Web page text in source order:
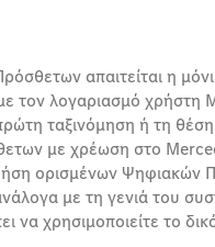
απαιτείται η
τον λογαριασμό
ταξινόμηση ή τη
με χρέωση στο
ορισμένων
με τη γενιά του
να χρησιμοποιείτε το